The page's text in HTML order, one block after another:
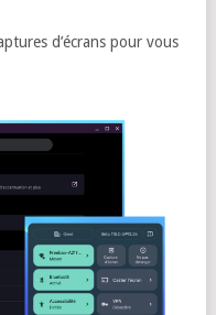
d’écrans pour vous